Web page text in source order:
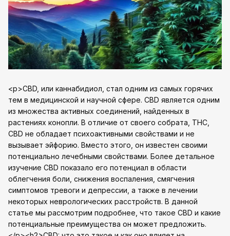
<p>CBD, или каннабидиол, стал одним из самых горячих
тем в медицинской и научной сфере. CBD является одним
из множества активных соединений, найденных в
растениях конопли. В отличие от своего собрата, THC,
CBD не обладает психоактивными свойствами и не
вызывает эйфорию. Вместо этого, он известен своими
потенциально лечебными свойствами. Более детальное
изучение CBD показало его потенциал в области
облегчения боли, снижения воспаления, смягчения
симптомов тревоги и депрессии, а также в лечении
некоторых неврологических расстройств. В данной
статье мы рассмотрим подробнее, что такое CBD и какие
потенциальные преимущества он может предложить.